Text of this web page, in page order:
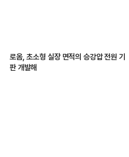
로옴, 초소형 실장 면적의 승강압 전원 기
판 개발해